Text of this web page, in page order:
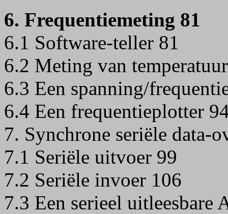
6. Frequentiemeting 81
6.1 Software-teller 81
6.2 Meting van
6.3 Een spanning/
6.4 Een frequentieplotter
7. Synchrone seriële data-
7.1 Seriële uitvoer 99
7.2 Seriële invoer 106
7.3 Een serieel uitleesbare